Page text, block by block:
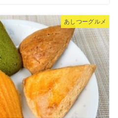
あしつーグルメ